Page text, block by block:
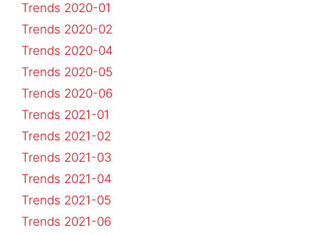
Trends 2020-01
Trends 2020-02
Trends 2020-04
Trends 2020-05
Trends 2020-06
Trends 2021-01
Trends 2021-02
Trends 2021-03
Trends 2021-04
Trends 2021-05
Trends 2021-06